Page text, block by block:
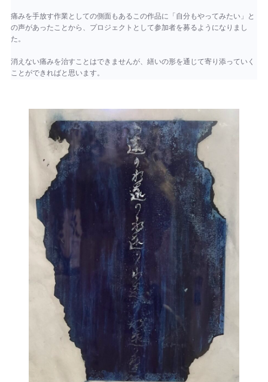
痛みを手放す作業としての側面もあるこの作品に「自分もやってみたい」と
の声があったことから、プロジェクトとして参加者を募るようになりまし
た。
消えない痛みを治すことはできませんが、繕いの形を通じて寄り添っていく
ことができればと思います。